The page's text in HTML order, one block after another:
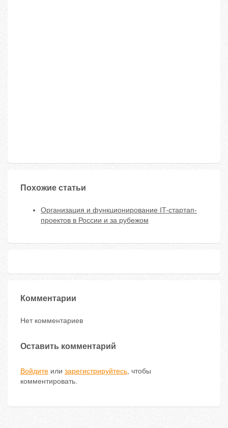
Похожие статьи
Организация и функционирование IT-стартап-
проектов в России и за рубежом
Комментарии
Нет комментариев
Оставить комментарий
Войдите или зарегистрируйтесь, чтобы
комментировать.